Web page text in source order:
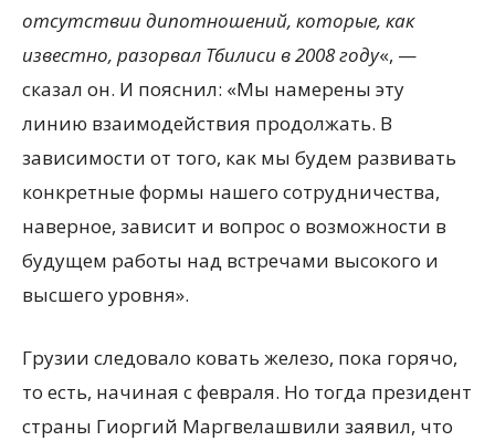
отсутствии дипотношений, которые, как
известно, разорвал Тбилиси в 2008 году«, —
сказал он. И пояснил: «Мы намерены эту
линию взаимодействия продолжать. В
зависимости от того, как мы будем развивать
конкретные формы нашего сотрудничества,
наверное, зависит и вопрос о возможности в
будущем работы над встречами высокого и
высшего уровня».
Грузии следовало ковать железо, пока горячо,
то есть, начиная с февраля. Но тогда президент
страны Гиоргий Маргвелашвили заявил, что